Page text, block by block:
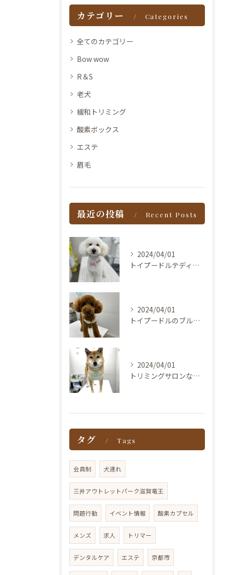
カテゴリー Categories
全てのカテゴリー
Bow wow
R＆S
老犬
緩和トリミング
酸素ボックス
エステ
眉毛
最近の投稿 Recent Posts
2024/04/01
トイプードルテディカット
2024/04/01
トイプードルのブルマカットなら京都山科Bowwow
2024/04/01
トリミングサロンなら京都山科Bowwow
タグ Tags
会員制 犬連れ
三井アウトレットパーク滋賀竜王
問題行動 イベント情報 酸素カプセル
メンズ 求人 トリマー
デンタルケア エステ 京都市